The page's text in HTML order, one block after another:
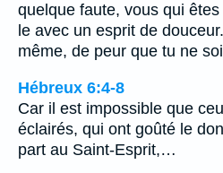
quelque faute, vous qui
le avec un esprit de
même, de peur que tu ne
Hébreux 6:4-8
Car il est impossible que
éclairés, qui ont goûté le
part au Saint-Esprit,…